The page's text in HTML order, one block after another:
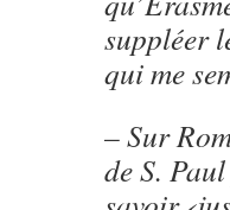
suppléer
qui me
– Sur
de S.